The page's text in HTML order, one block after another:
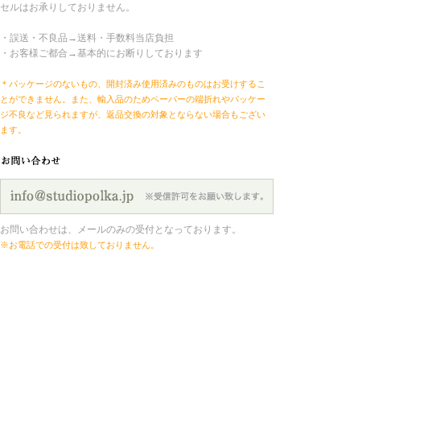
セルはお承りしておりません。
・誤送・不良品→送料・手数料当店負担
・お客様ご都合→基本的にお断りしております
＊パッケージのないもの、開封済み使用済みのものはお受けするこ
とができません。また、輸入品のためペーパーの端折れやパッケー
ジ不良など見られますが、返品交換の対象とならない場合もござい
ます。
お問い合わせは、メールのみの受付となっております。
※お電話での受付は致しておりません。